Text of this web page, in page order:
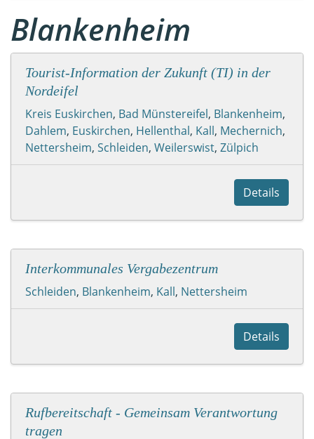
Blankenheim
Tourist-Information der Zukunft (TI) in der
Nordeifel
Kreis Euskirchen, Bad Münstereifel, Blankenheim,
Dahlem, Euskirchen, Hellenthal, Kall, Mechernich,
Nettersheim, Schleiden, Weilerswist, Zülpich
Details
Interkommunales Vergabezentrum
Schleiden, Blankenheim, Kall, Nettersheim
Details
Rufbereitschaft - Gemeinsam Verantwortung
tragen